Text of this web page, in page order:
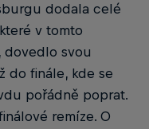
dodala celé
v tomto
, dovedlo svou
do finále, kde se
pořádně poprat.
remíze. O